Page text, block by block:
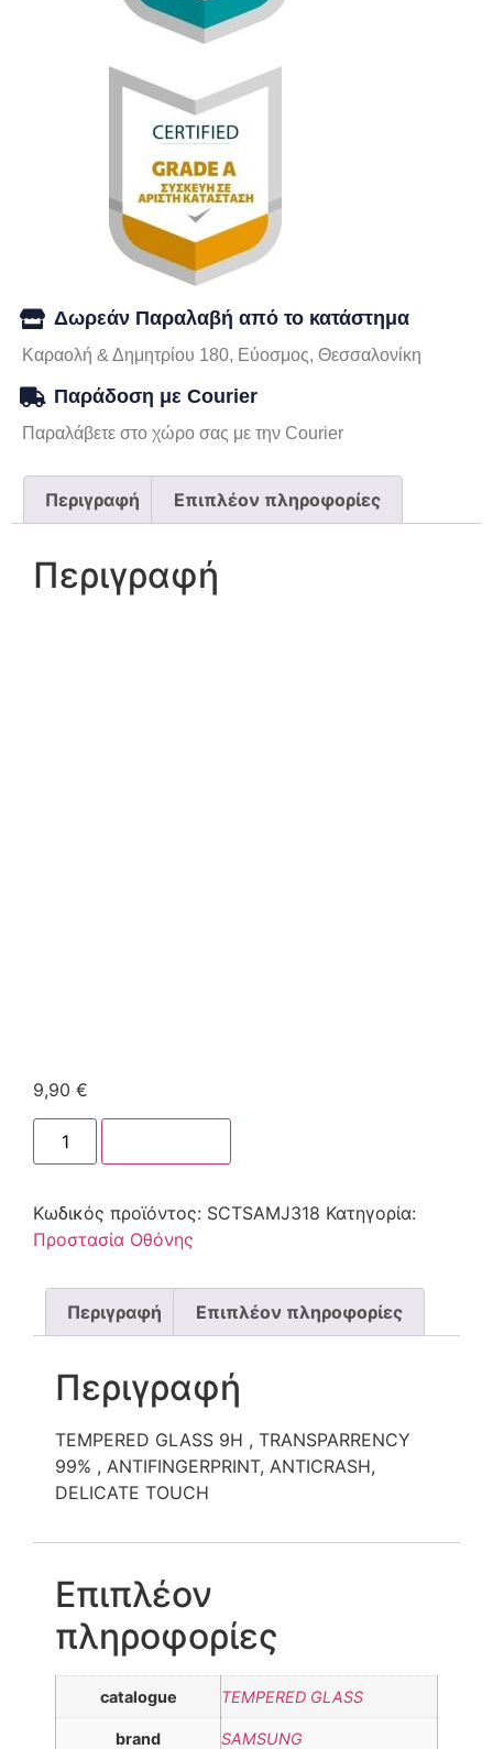
Δωρεάν Παραλαβή από το κατάστημα
Καραολή & Δημητρίου 180, Εύοσμος, Θεσσαλονίκη
Παράδοση με Courier
Παραλάβετε στο χώρο σας με την Courier
Περιγραφή Επιπλέον πληροφορίες
Περιγραφή
9,90 €
Κωδικός προϊόντος: SCTSAMJ318 Κατηγορία:
Προστασία Οθόνης
Περιγραφή Επιπλέον πληροφορίες
Περιγραφή
TEMPERED GLASS 9H , TRANSPARRENCY
99% , ANTIFINGERPRINT, ANTICRASH,
DELICATE TOUCH
Επιπλέον
πληροφορίες
catalogue TEMPERED GLASS
brand SAMSUNG